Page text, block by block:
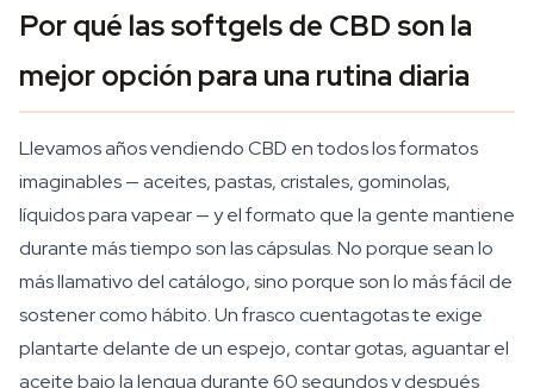
Por qué las softgels de CBD son la
mejor opción para una rutina diaria
Llevamos años vendiendo CBD en todos los formatos
imaginables — aceites, pastas, cristales, gominolas,
líquidos para vapear — y el formato que la gente mantiene
durante más tiempo son las cápsulas. No porque sean lo
más llamativo del catálogo, sino porque son lo más fácil de
sostener como hábito. Un frasco cuentagotas te exige
plantarte delante de un espejo, contar gotas, aguantar el
aceite bajo la lengua durante 60 segundos y después